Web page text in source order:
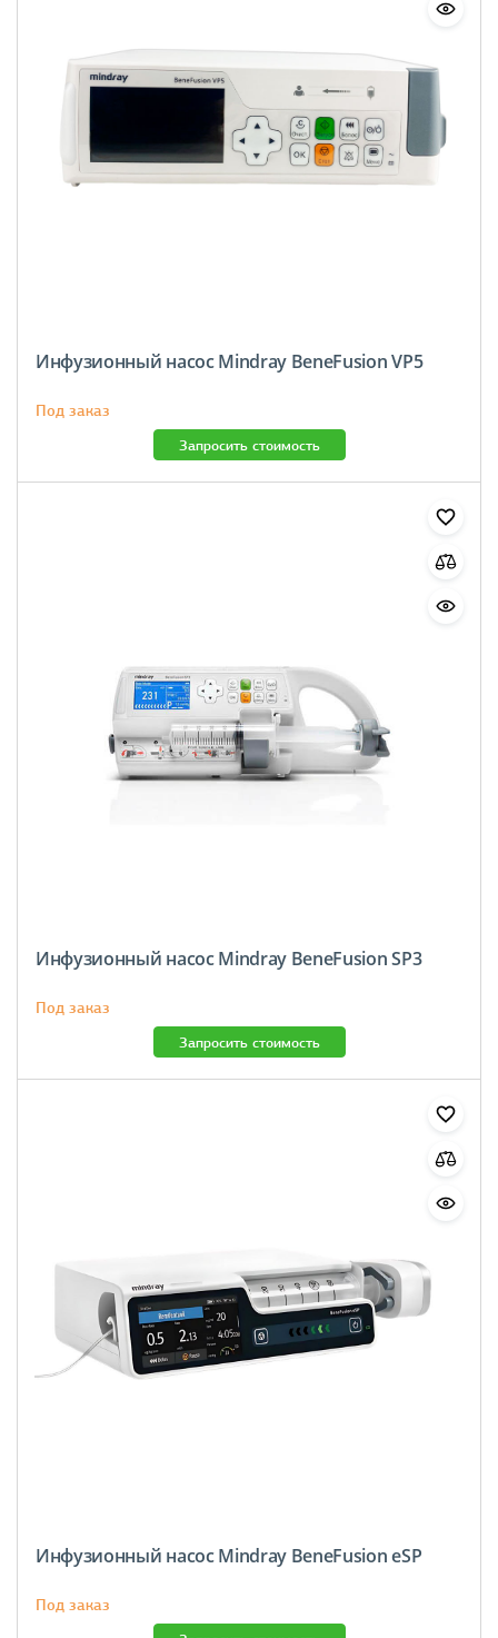
Инфузионный насос Mindray BeneFusion VP5
Под заказ
Запросить стоимость
Инфузионный насос Mindray BeneFusion SP3
Под заказ
Запросить стоимость
Инфузионный насос Mindray BeneFusion eSP
Под заказ